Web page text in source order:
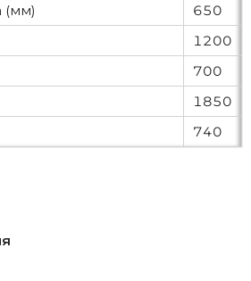
(мм)
650
1200
700
1850
740